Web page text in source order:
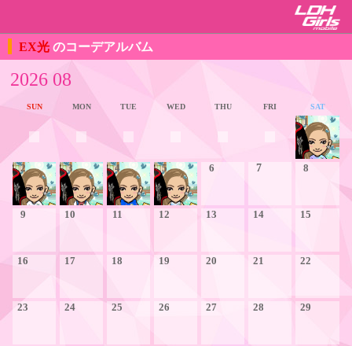
EX光 のコーデアルバム
2026 08
SUN MON TUE WED THU FRI SAT
1
2 3 4 5 6 7 8
9 10 11 12 13 14 15
16 17 18 19 20 21 22
23 24 25 26 27 28 29